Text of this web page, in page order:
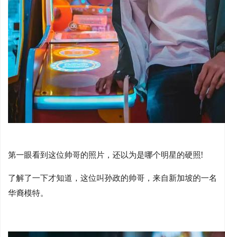
第一眼看到这位帅哥的照片，还以为是哪个明星的硬照!
了解了一下才知道，这位叫孙政的帅哥，来自新加坡的一名
华裔模特。